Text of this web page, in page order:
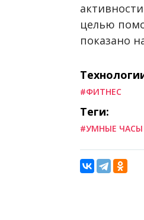
целью
показано
#ФИТНЕС
Теги:
#УМНЫЕ ЧАСЫ